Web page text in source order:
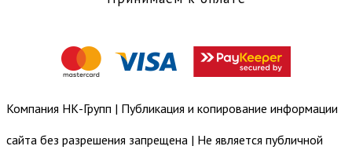
Компания НК-Групп | Публикация и копирование информации
сайта без разрешения запрещена | Не является публичной